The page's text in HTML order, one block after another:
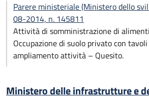
Parere ministeriale (Ministero dello
08-2014, n. 145811
Attività di somministrazione di
Occupazione di suolo privato con
ampliamento attività – Quesito.
Ministero delle infrastrutture e